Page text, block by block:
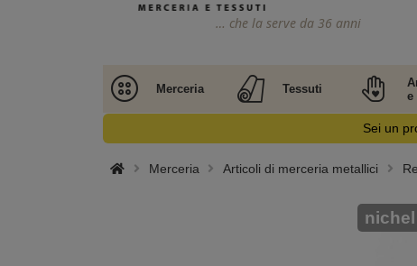
… che la serve da 36 anni
Merceria Tessuti
e
Sei un
Merceria Articoli di merceria metallici
nichel